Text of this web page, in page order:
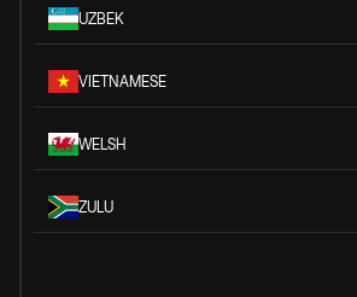
UZBEK
VIETNAMESE
WELSH
ZULU